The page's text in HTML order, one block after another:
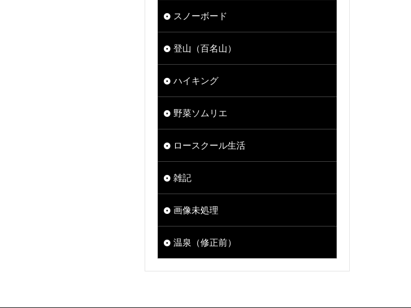
スノーボード
登山（百名山）
ハイキング
野菜ソムリエ
ロースクール生活
雑記
画像未処理
温泉（修正前）